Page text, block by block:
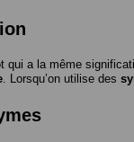
qui a la même
. Lorsqu’on utilise des